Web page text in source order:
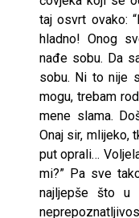
taj osvrt ovako:
hladno! Onog
nađe sobu. Da
sobu. Ni to nije
mogu, trebam
mene slama.
Onaj sir, mlijeko,
put oprali…
mi?” Pa sve
najljepše što u